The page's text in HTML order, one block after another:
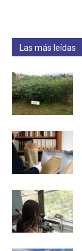
Las más leídas